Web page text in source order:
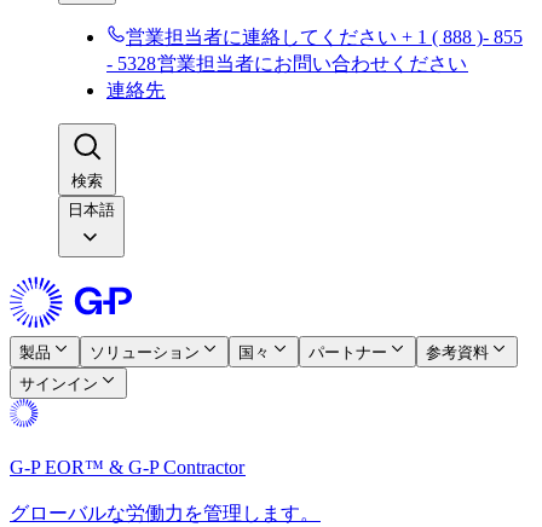
営業担当者に連絡してください + 1 ( 888 )- 855
- 5328​​営業担当者にお問い合わせください​​
連絡先​​
検索​​
日本語
製品​​ ソリューション​​ 国々​​ パートナー​​
参考資料​​
サインイン​​
G-P EOR™ & G-P Contractor​​
グローバルな労働力を管理します。​​